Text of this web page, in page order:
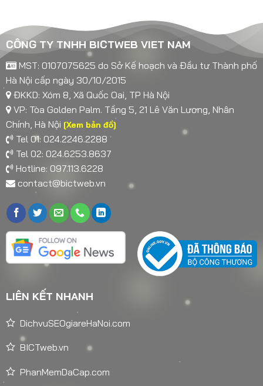
CÔNG TY TNHH BICTWEB VIET NAM
MST: 0107075625 do Sở Kế hoạch và Đầu tư Thành phố
Hà Nội cấp ngày 30/10/2015
ĐKKD: Xóm 8, Xã Quốc Oai, TP Hà Nội
VP: Tòa Golden Palm. Tầng 5, 21 Lê Văn Lương, Nhân
Chính, Hà Nội [Xem bản đồ]
Tel 01: 024.2246.2288
Tel 02: 024.6253.8637
Hotline: 097.113.6228
contact@bictweb.vn
LIÊN KẾT NHANH
DichvuSEOgiareHaNoi.com
BICTweb.vn
PhanMemDaCap.com